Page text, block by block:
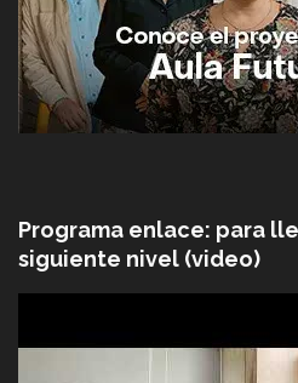
Programa enlace: para
siguiente nivel (video)